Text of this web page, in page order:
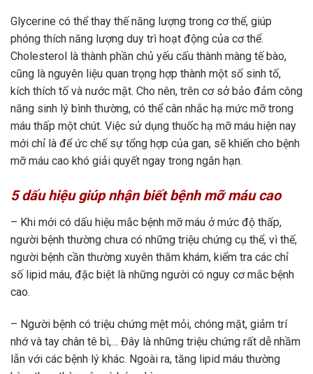
Glycerine có thể thay thế năng lượng trong cơ thể, giúp
phóng thích năng lượng duy trì hoạt động của cơ thể.
Cholesterol là thành phần chủ yếu cấu thành màng tế bào,
cũng là nguyên liệu quan trọng hợp thành một số sinh tố,
kích thích tố và nước mật. Cho nên, trên cơ sở bảo đảm công
năng sinh lý bình thường, có thể cân nhắc hạ mức mỡ trong
máu thấp một chút. Việc sử dụng thuốc hạ mỡ máu hiện nay
mới chỉ là để ức chế sự tổng hợp của gan, sẽ khiến cho bệnh
mỡ máu cao khó giải quyết ngay trong ngắn hạn.
5dấu hiệu giúp nhận biết bệnh mỡ máu cao
– Khi mới có dấu hiệu mắc bệnh mỡ máu ở mức độ thấp,
người bệnh thường chưa có những triệu chứng cụ thể, vì thế,
người bệnh cần thường xuyên thăm khám, kiểm tra các chỉ
số lipid máu, đặc biệt là những người có nguy cơ mắc bệnh
cao.
– Người bệnh có triệu chứng mệt mỏi, chóng mặt, giảm trí
nhớ và tay chân tê bì,… Đây là những triệu chứng rất dễ nhầm
lẫn với các bệnh lý khác. Ngoài ra, tăng lipid máu thường